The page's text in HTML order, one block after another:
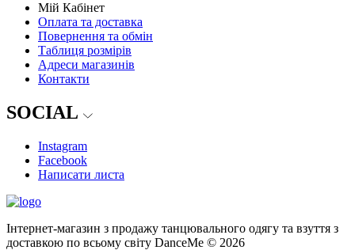
Мій Кабінет
Оплата та доставка
Повернення та обмін
Таблиця розмірів
Адреси магазинів
Контакти
SOCIAL
Instagram
Facebook
Написати листа
Інтернет-магазин з продажу танцювального одягу та взуття з
доставкою по всьому світу DanceMe © 2026